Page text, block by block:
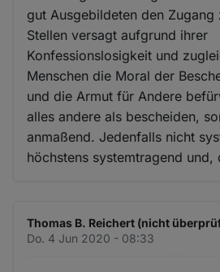
gut Ausgebildeten den Zugang
Stellen versagt aufgrund ihrer
Konfessionslosigkeit und
Menschen die Moral der
und die Armut für Andere
alles andere als bescheiden,
anmaßend. Jedenfalls nicht
höchstens systemtragend und,
Thomas B. Reichert (nicht
Do. 4 Jun 2020 - 08:33